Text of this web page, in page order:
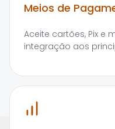
Meios de
Aceite cartões, Pix e
integração aos